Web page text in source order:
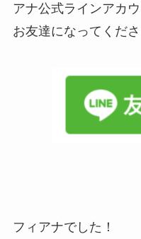
アナ公式ラインアカ
お友達になってくだ
フィアナでした！